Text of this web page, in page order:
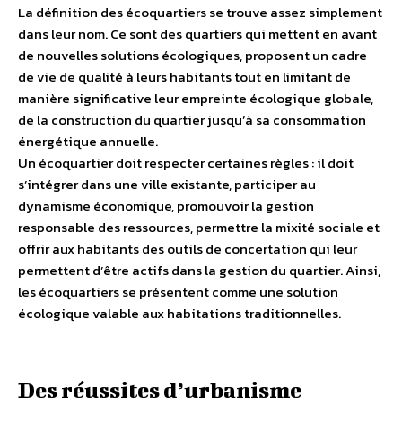
La définition des écoquartiers se trouve assez simplement
dans leur nom. Ce sont des quartiers qui mettent en avant
de nouvelles solutions écologiques, proposent un cadre
de vie de qualité à leurs habitants tout en limitant de
manière significative leur empreinte écologique globale,
de la construction du quartier jusqu’à sa consommation
énergétique annuelle.
Un écoquartier doit respecter certaines règles : il doit
s’intégrer dans une ville existante, participer au
dynamisme économique, promouvoir la gestion
responsable des ressources, permettre la mixité sociale et
offrir aux habitants des outils de concertation qui leur
permettent d’être actifs dans la gestion du quartier. Ainsi,
les écoquartiers se présentent comme une solution
écologique valable aux habitations traditionnelles.
Des réussites d’urbanisme